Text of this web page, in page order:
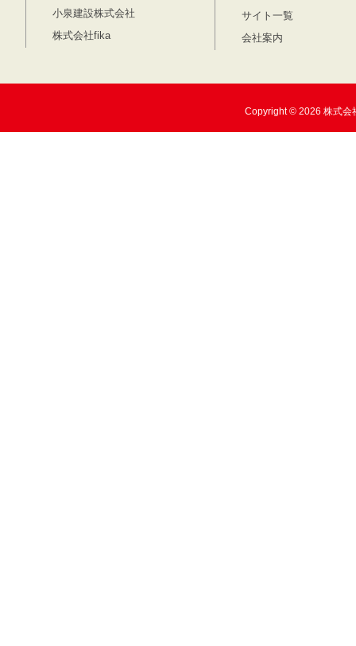
小泉建設株式会社
株式会社fika
サイト一覧
会社案内
Copyright © 2026 株式会